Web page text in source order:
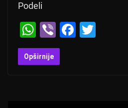
Podeli
W
h
at
Vi
b
er
F
Opširnije